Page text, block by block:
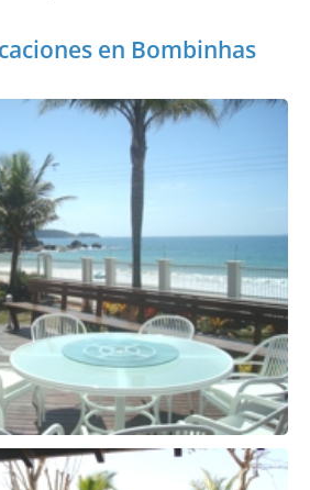
en Bombinhas